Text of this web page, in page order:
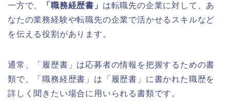
一方で、 「職務経歴書」 は転職先の企業に対して、あ
なたの業務経験や転職先の企業で活かせるスキルなど
を伝える役割があります。
通常、「履歴書」は応募者の情報を把握するための書
類で、「職務経歴書」は「履歴書」に書かれた職歴を
詳しく聞きたい場合に用いられる書類です。